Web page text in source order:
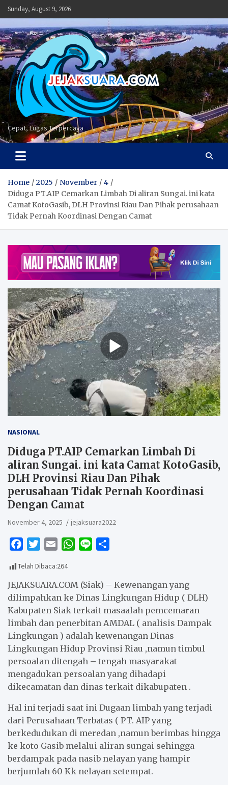
Skip
to
content
Sunday, August 9, 2026
Cepat, Lugas Terpercaya
Home 2025 November
4
Diduga PT.AIP Cemarkan Limbah Di aliran Sungai. ini kata
Camat KotoGasib, DLH Provinsi Riau Dan Pihak perusahaan
Tidak Pernah Koordinasi Dengan Camat
NASIONAL
Diduga PT.AIP Cemarkan Limbah Di
aliran Sungai. ini kata Camat KotoGasib,
DLH Provinsi Riau Dan Pihak
perusahaan Tidak Pernah Koordinasi
Dengan Camat
November 4, 2025 jejaksuara2022
c
e
b
o
o
k
i
t
t
e
r
a
i
l
W
t
s
A
p
p
e
r
e
Telah Dibaca:264
JEJAKSUARA.COM (Siak) – Kewenangan yang
dilimpahkan ke Dinas Lingkungan Hidup ( DLH)
Kabupaten Siak terkait masaalah pemcemaran
limbah dan penerbitan AMDAL ( analisis Dampak
Lingkungan ) adalah kewenangan Dinas
Lingkungan Hidup Provinsi Riau ,namun timbul
persoalan ditengah – tengah masyarakat
mengadukan persoalan yang dihadapi
dikecamatan dan dinas terkait dikabupaten .
Hal ini terjadi saat ini Dugaan limbah yang terjadi
dari Perusahaan Terbatas ( PT. AIP yang
berkedudukan di meredan ,namun berimbas hingga
ke koto Gasib melalui aliran sungai sehingga
berdampak pada nasib nelayan yang hampir
berjumlah 60 Kk nelayan setempat.